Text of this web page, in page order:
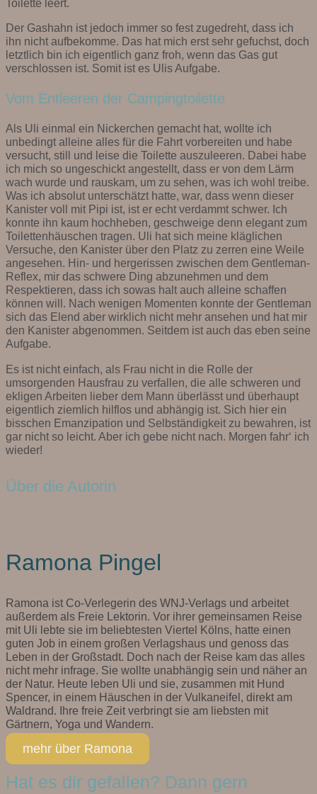
Toilette leert.
Der Gashahn ist jedoch immer so fest zugedreht, dass ich
ihn nicht aufbekomme. Das hat mich erst sehr gefuchst, doch
letztlich bin ich eigentlich ganz froh, wenn das Gas gut
verschlossen ist. Somit ist es Ulis Aufgabe.
Vom Entleeren der Campingtoilette
Als Uli einmal ein Nickerchen gemacht hat, wollte ich
unbedingt alleine alles für die Fahrt vorbereiten und habe
versucht, still und leise die Toilette auszuleeren. Dabei habe
ich mich so ungeschickt angestellt, dass er von dem Lärm
wach wurde und rauskam, um zu sehen, was ich wohl treibe.
Was ich absolut unterschätzt hatte, war, dass wenn dieser
Kanister voll mit Pipi ist, ist er echt verdammt schwer. Ich
konnte ihn kaum hochheben, geschweige denn elegant zum
Toilettenhäuschen tragen. Uli hat sich meine kläglichen
Versuche, den Kanister über den Platz zu zerren eine Weile
angesehen. Hin- und hergerissen zwischen dem Gentleman-
Reflex, mir das schwere Ding abzunehmen und dem
Respektieren, dass ich sowas halt auch alleine schaffen
können will. Nach wenigen Momenten konnte der Gentleman
sich das Elend aber wirklich nicht mehr ansehen und hat mir
den Kanister abgenommen. Seitdem ist auch das eben seine
Aufgabe.
Es ist nicht einfach, als Frau nicht in die Rolle der
umsorgenden Hausfrau zu verfallen, die alle schweren und
ekligen Arbeiten lieber dem Mann überlässt und überhaupt
eigentlich ziemlich hilflos und abhängig ist. Sich hier ein
bisschen Emanzipation und Selbständigkeit zu bewahren, ist
gar nicht so leicht. Aber ich gebe nicht nach. Morgen fahr‘ ich
wieder!
Über die Autorin
Ramona Pingel
Ramona ist Co-Verlegerin des WNJ-Verlags und arbeitet
außerdem als Freie Lektorin. Vor ihrer gemeinsamen Reise
mit Uli lebte sie im beliebtesten Viertel Kölns, hatte einen
guten Job in einem großen Verlagshaus und genoss das
Leben in der Großstadt. Doch nach der Reise kam das alles
nicht mehr infrage. Sie wollte unabhängig sein und näher an
der Natur. Heute leben Uli und sie, zusammen mit Hund
Spencer, in einem Häuschen in der Vulkaneifel, direkt am
Waldrand. Ihre freie Zeit verbringt sie am liebsten mit
Gärtnern, Yoga und Wandern.
mehr über Ramona
Hat es dir gefallen? Dann gern